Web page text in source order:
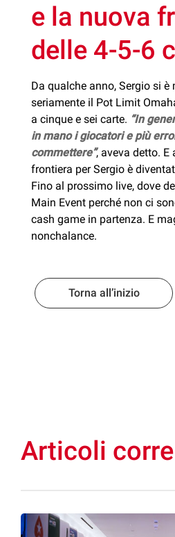
e la nuova
delle 4-5-6
Da qualche anno, Sergio si è
seriamente il Pot Limit
a cinque e sei carte. “In
in mano i giocatori e più
commettere”, aveva detto. E
frontiera per Sergio è
Fino al prossimo live, dove
Main Event perché non ci
cash game in partenza. E
nonchalance.
Torna all’inizio
Articoli